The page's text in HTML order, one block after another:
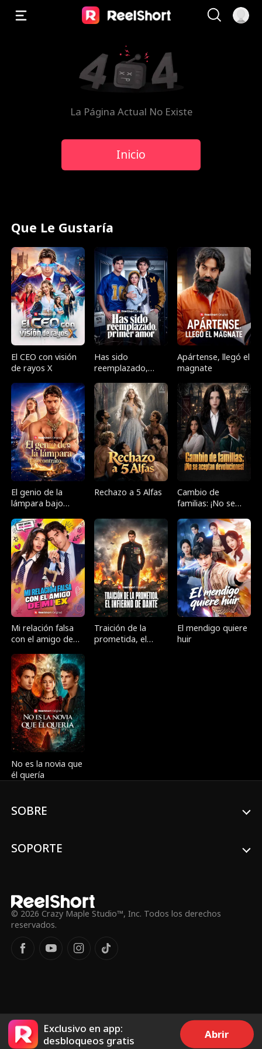
La Página Actual No Existe
Inicio
Que Le Gustaría
El CEO con visión
de rayos X
Has sido
reemplazado,
Apártense, llegó el
magnate
El genio de la
lámpara bajo
Rechazo a 5 Alfas
Cambio de
familias: ¡No se
devoluciones!
Mi relación falsa
con el amigo de
Traición de la
prometida, el
El mendigo quiere
huir
No es la novia que
él quería
SOBRE
SOPORTE
© 2026 Crazy Maple Studio™, Inc. Todos los derechos
reservados.
Exclusivo en app:
desbloqueos gratis
Abrir